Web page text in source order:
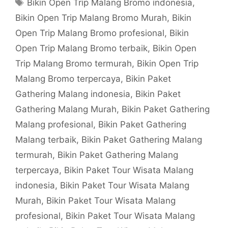
Bikin Open Trip Malang Bromo indonesia,
Bikin Open Trip Malang Bromo Murah, Bikin
Open Trip Malang Bromo profesional, Bikin
Open Trip Malang Bromo terbaik, Bikin Open
Trip Malang Bromo termurah, Bikin Open Trip
Malang Bromo terpercaya, Bikin Paket
Gathering Malang indonesia, Bikin Paket
Gathering Malang Murah, Bikin Paket Gathering
Malang profesional, Bikin Paket Gathering
Malang terbaik, Bikin Paket Gathering Malang
termurah, Bikin Paket Gathering Malang
terpercaya, Bikin Paket Tour Wisata Malang
indonesia, Bikin Paket Tour Wisata Malang
Murah, Bikin Paket Tour Wisata Malang
profesional, Bikin Paket Tour Wisata Malang